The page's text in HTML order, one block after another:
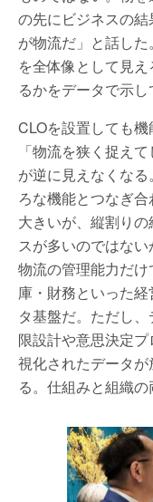
の先にビジネスの
が物流だ」と話し
を全体像として見
るかをデータで示し
CLOを設置しても
「物流を狭く捉え
が逆に見えなくな
ろな機能とつなぎ
大きいが、縦割り
スが多いのではな
物流の管理能力だ
庫・財務といった
タ基盤だ。ただし
限設計や意思決定
視化されたデータ
る。仕組みと組織の